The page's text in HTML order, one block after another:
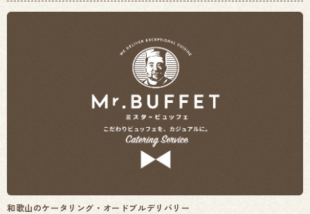
和歌山のケータリング・オードブルデリバリー